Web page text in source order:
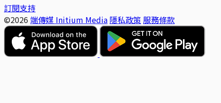
訂閱支持
©2026 端傳媒 Initium Media 隱私政策 服務條款